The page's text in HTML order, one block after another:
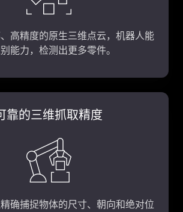
高精度的原生三维点云，机器人能
能力，检测出更多零件。
靠的三维抓取精度
确捕捉物体的尺寸、朝向和绝对位